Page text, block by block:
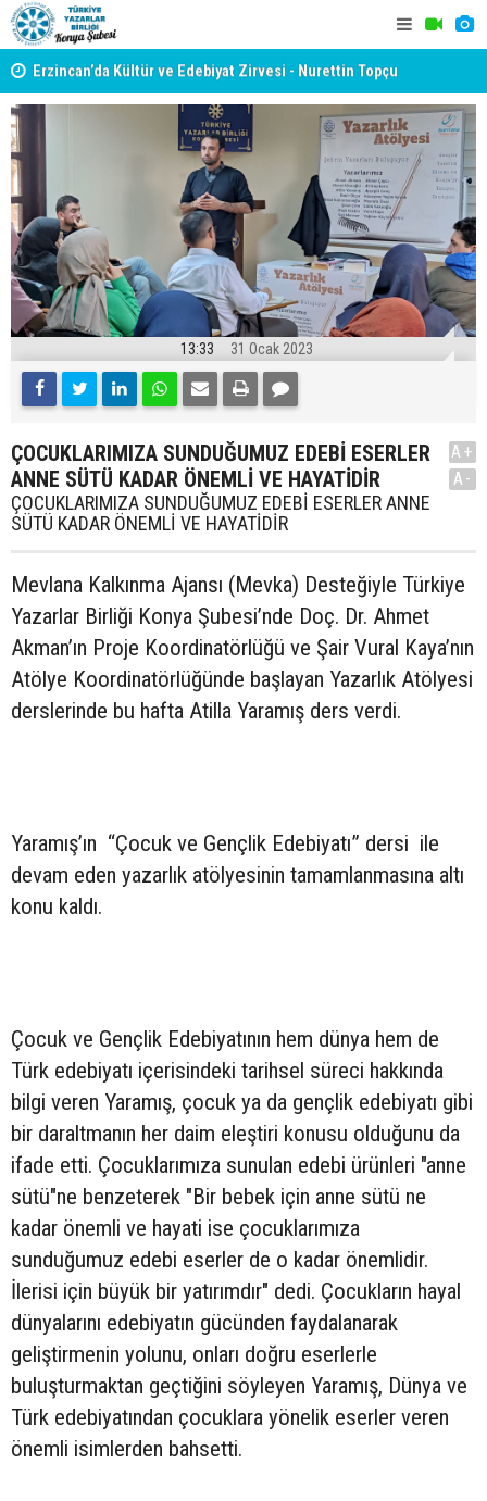
Erzincan’da Kültür ve Edebiyat Zirvesi - Nurettin Topçu
Sokağı Açılışı
13:33 31 Ocak 2023
ÇOCUKLARIMIZA SUNDUĞUMUZ EDEBİ ESERLER
ANNE SÜTÜ KADAR ÖNEMLİ VE HAYATİDİR
ÇOCUKLARIMIZA SUNDUĞUMUZ EDEBİ ESERLER ANNE
SÜTÜ KADAR ÖNEMLİ VE HAYATİDİR
A+
A-
Mevlana Kalkınma Ajansı (Mevka) Desteğiyle Türkiye
Yazarlar Birliği Konya Şubesi’nde Doç. Dr. Ahmet
Akman’ın Proje Koordinatörlüğü ve Şair Vural Kaya’nın
Atölye Koordinatörlüğünde başlayan Yazarlık Atölyesi
derslerinde bu hafta Atilla Yaramış ders verdi.
Yaramış’ın “Çocuk ve Gençlik Edebiyatı” dersi ile
devam eden yazarlık atölyesinin tamamlanmasına altı
konu kaldı.
Çocuk ve Gençlik Edebiyatının hem dünya hem de
Türk edebiyatı içerisindeki tarihsel süreci hakkında
bilgi veren Yaramış, çocuk ya da gençlik edebiyatı gibi
bir daraltmanın her daim eleştiri konusu olduğunu da
ifade etti. Çocuklarımıza sunulan edebi ürünleri "anne
sütü"ne benzeterek "Bir bebek için anne sütü ne
kadar önemli ve hayati ise çocuklarımıza
sunduğumuz edebi eserler de o kadar önemlidir.
İlerisi için büyük bir yatırımdır" dedi. Çocukların hayal
dünyalarını edebiyatın gücünden faydalanarak
geliştirmenin yolunu, onları doğru eserlerle
buluşturmaktan geçtiğini söyleyen Yaramış, Dünya ve
Türk edebiyatından çocuklara yönelik eserler veren
önemli isimlerden bahsetti.